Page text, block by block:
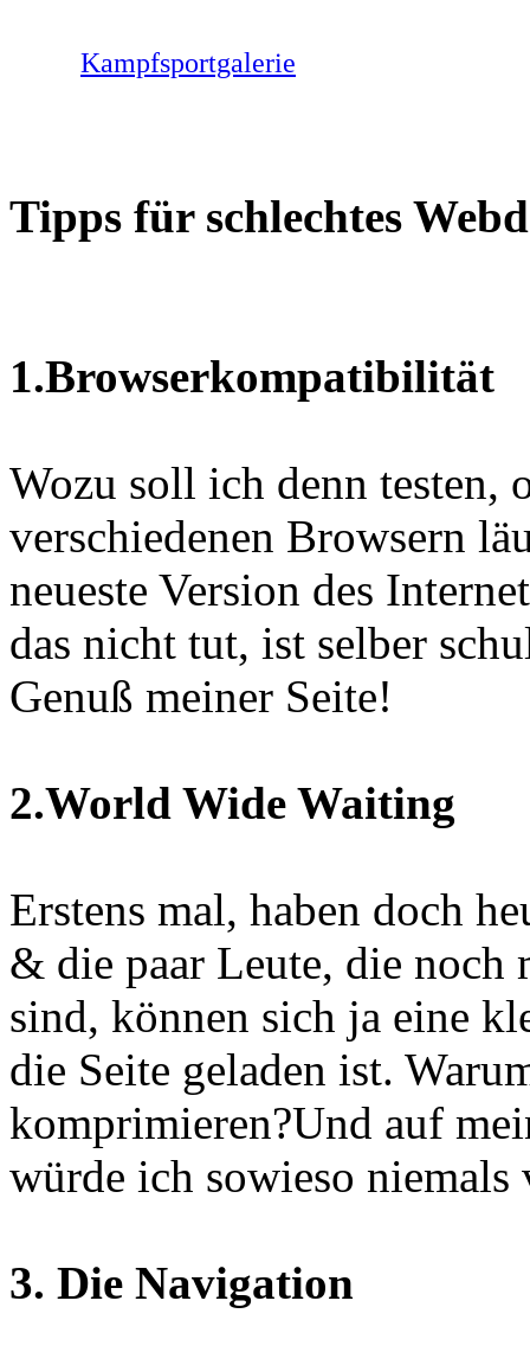
Kampfsportgalerie
Tipps für schlechtes
1.Browserkompatibilität
Wozu soll ich denn testen,
verschiedenen Browsern
neueste Version des
das nicht tut, ist selber
Genuß meiner Seite!
2.World Wide Waiting
Erstens mal, haben doch
& die paar Leute, die noch
sind, können sich ja eine
die Seite geladen ist.
komprimieren?Und auf
würde ich sowieso niemals
3. Die Navigation